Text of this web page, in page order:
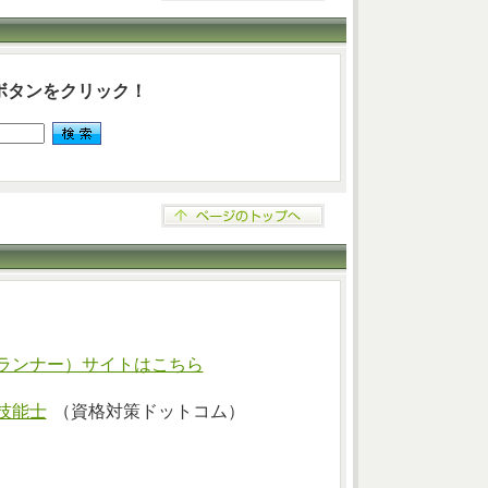
タンをクリック！
ンナー）サイトはこちら
能士 （資格対策ドットコム）